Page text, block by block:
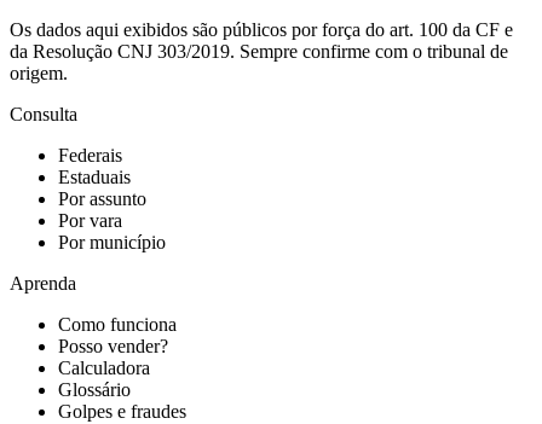
Os dados aqui exibidos são públicos por força do art. 100 da CF e
da Resolução CNJ 303/2019. Sempre confirme com o tribunal de
origem.
Consulta
Federais
Estaduais
Por assunto
Por vara
Por município
Aprenda
Como funciona
Posso vender?
Calculadora
Glossário
Golpes e fraudes